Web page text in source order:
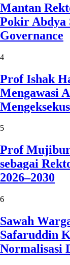
Mantan
Pokir Abdya
Governance
4
Prof Ishak
Mengawasi
5
Prof
sebagai
2026–2030
6
Sawah
Safaruddin
Normalisasi